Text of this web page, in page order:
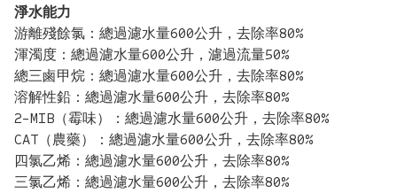
淨水能力
游離殘餘氯：總過濾水量600公升，去除率80%
渾濁度：總過濾水量600公升，濾過流量50%
總三鹵甲烷：總過濾水量600公升，去除率80%
溶解性鉛：總過濾水量600公升，去除率80%
2-MIB（霉味）：總過濾水量600公升，去除率80%
CAT（農藥）：總過濾水量600公升，去除率80%
四氯乙烯：總過濾水量600公升，去除率80%
三氯乙烯：總過濾水量600公升，去除率80%